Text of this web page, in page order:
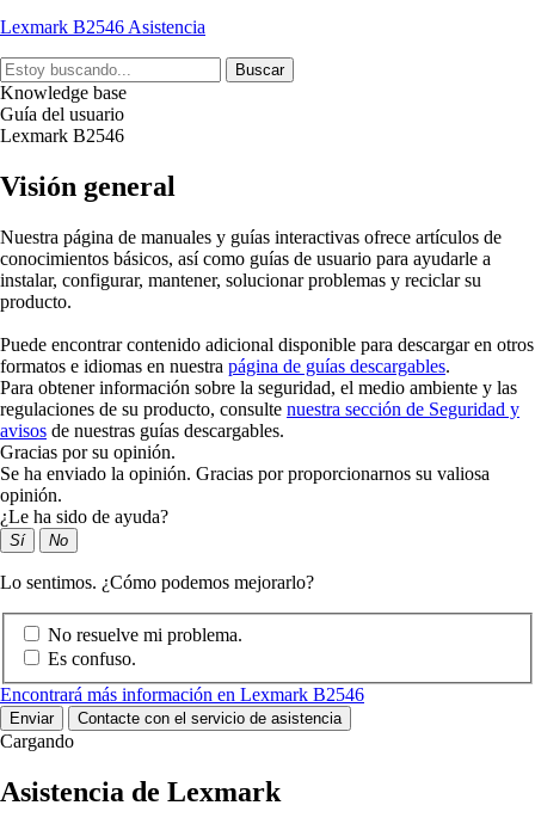
Lexmark B2546 Asistencia
Buscar
Knowledge base
Guía del usuario
Lexmark B2546
Visión general
Nuestra página de manuales y guías interactivas ofrece artículos de
conocimientos básicos, así como guías de usuario para ayudarle a
instalar, configurar, mantener, solucionar problemas y reciclar su
producto.
Puede encontrar contenido adicional disponible para descargar en otros
formatos e idiomas en nuestra página de guías descargables.
Para obtener información sobre la seguridad, el medio ambiente y las
regulaciones de su producto, consulte nuestra sección de Seguridad y
avisos de nuestras guías descargables.
Gracias por su opinión.
Se ha enviado la opinión. Gracias por proporcionarnos su valiosa
opinión.
¿Le ha sido de ayuda?
Sí No
Lo sentimos. ¿Cómo podemos mejorarlo?
No resuelve mi problema.
Es confuso.
Encontrará más información en Lexmark B2546
Enviar Contacte con el servicio de asistencia
Cargando
Asistencia de Lexmark